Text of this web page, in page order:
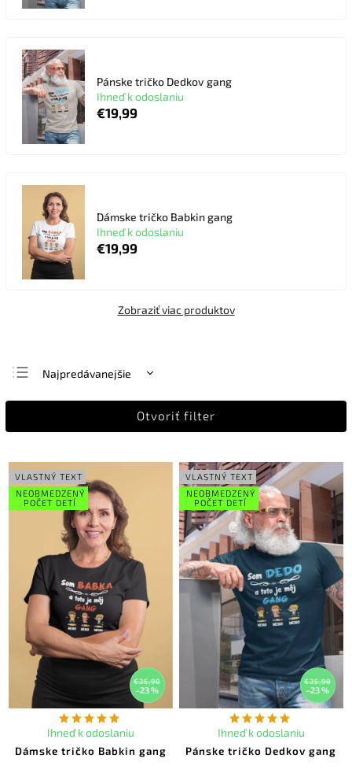
Pánske tričko Dedkov gang
Ihneď k odoslaniu
€19,99
Dámske tričko Babkin gang
Ihneď k odoslaniu
€19,99
Zobraziť viac produktov
Najpredávanejšie
Najlacnejšie
Otvoriť filter
VLASTNÝ TEXT
NEOBMEDZENÝ
POČET DETÍ
€25,90
–23 %
Dámske tričko Babkin gang
Ihneď k odoslaniu
VLASTNÝ TEXT
NEOBMEDZENÝ
POČET DETÍ
€25,90
–23 %
Pánske tričko Dedkov gang
Ihneď k odoslaniu